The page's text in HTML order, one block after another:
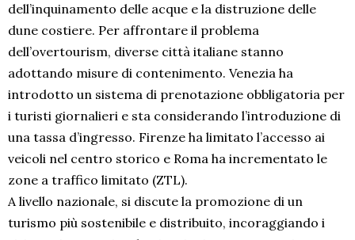
dell’inquinamento delle acque e la distruzione delle
dune costiere. Per affrontare il problema
dell’overtourism, diverse città italiane stanno
adottando misure di contenimento. Venezia ha
introdotto un sistema di prenotazione obbligatoria per
i turisti giornalieri e sta considerando l’introduzione di
una tassa d’ingresso. Firenze ha limitato l’accesso ai
veicoli nel centro storico e Roma ha incrementato le
zone a traffico limitato (ZTL).
A livello nazionale, si discute la promozione di un
turismo più sostenibile e distribuito, incoraggiando i